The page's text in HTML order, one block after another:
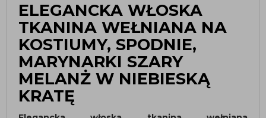
ELEGANCKA WŁOSKA
TKANINA WEŁNIANA NA
KOSTIUMY, SPODNIE,
MARYNARKI SZARY
MELANŻ W NIEBIESKĄ
KRATĘ